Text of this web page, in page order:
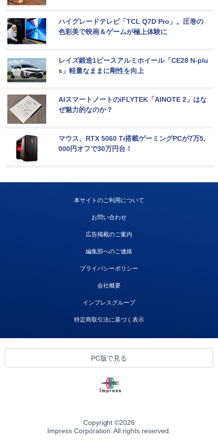
ハイグレードテレビ「TCL Q7D Pro」。圧巻の
色彩美で映画＆ゲームが極上体験に
レイズ鍛造1ピースアルミホイール「CE28 N-plu
s」軽量なままに剛性を向上
AIスマートノートのiFLYTEK「AINOTE 2」はな
ぜ魅力的なのか？
マウス、RTX 5060 Ti搭載ゲーミングPCが7万5,
000円オフで30万円台！
本サイトのご利用について
お問い合わせ
広告掲載のご案内
編集部へのご連絡
プライバシーポリシー
会社概要
インプレスグループ
特定商取引法に基づく表示
PC版で見る
Copyright ©2026
Impress Corporation. All rights reserved.